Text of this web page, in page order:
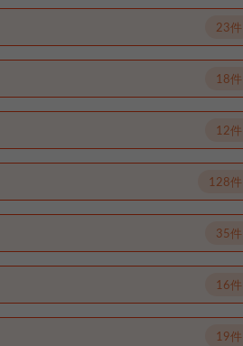
23件
18件
12件
128件
35件
16件
19件